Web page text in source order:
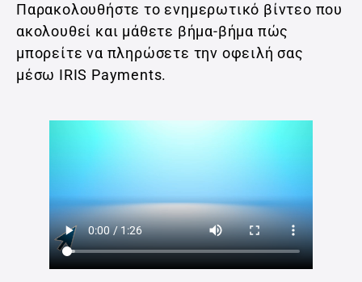
Παρακολουθήστε το ενημερωτικό βίντεο που
ακολουθεί και μάθετε βήμα-βήμα πώς
μπορείτε να πληρώσετε την οφειλή σας
μέσω IRIS Payments.